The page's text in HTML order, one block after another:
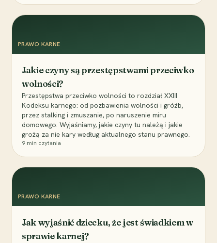
PRAWO KARNE
Jakie czyny są przestępstwami przeciwko
wolności?
Przestępstwa przeciwko wolności to rozdział XXIII
Kodeksu karnego: od pozbawienia wolności i gróźb,
przez stalking i zmuszanie, po naruszenie miru
domowego. Wyjaśniamy, jakie czyny tu należą i jakie
grożą za nie kary według aktualnego stanu prawnego.
9 min czytania
PRAWO KARNE
Jak wyjaśnić dziecku, że jest świadkiem w
sprawie karnej?